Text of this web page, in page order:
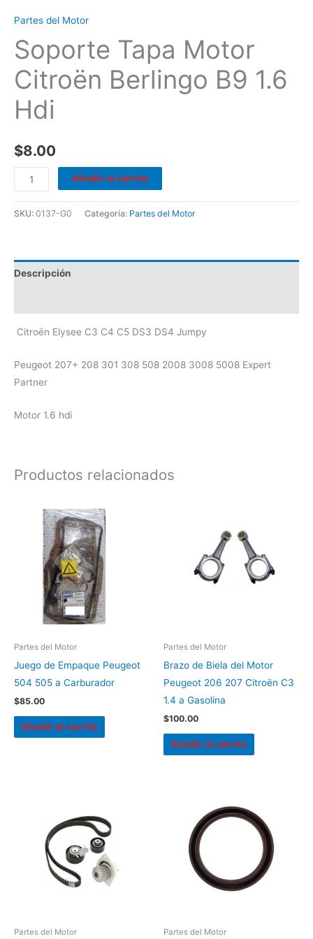
Partes del Motor
Soporte Tapa Motor
Citroën Berlingo B9 1.6
Hdi
$8.00
Añadir al carrito
SKU: 0137-G0 Categoría: Partes del Motor
Descripción
Citroën Elysee C3 C4 C5 DS3 DS4 Jumpy
Peugeot 207+ 208 301 308 508 2008 3008 5008 Expert
Partner
Motor 1.6 hdi
Productos relacionados
Partes del Motor
Juego de Empaque Peugeot
504 505 a Carburador
$85.00
Añadir al carrito
Partes del Motor
Brazo de Biela del Motor
Peugeot 206 207 Citroën C3
1.4 a Gasolina
$100.00
Añadir al carrito
Partes del Motor Partes del Motor